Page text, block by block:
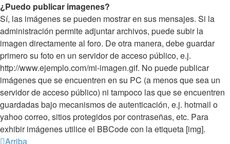
¿Puedo publicar imagenes?
Sí, las imágenes se pueden mostrar en sus mensajes. Si la
administración permite adjuntar archivos, puede subir la
imagen directamente al foro. De otra manera, debe guardar
primero su foto en un servidor de acceso público, e.j.
http://www.ejemplo.com/mi-imagen.gif. No puede publicar
imágenes que se encuentren en su PC (a menos que sea un
servidor de acceso público) ni tampoco las que se encuentren
guardadas bajo mecanismos de autenticación, e.j. hotmail o
yahoo correo, sitios protegidos por contraseñas, etc. Para
exhibir imágenes utilice el BBCode con la etiqueta [img].
Arriba